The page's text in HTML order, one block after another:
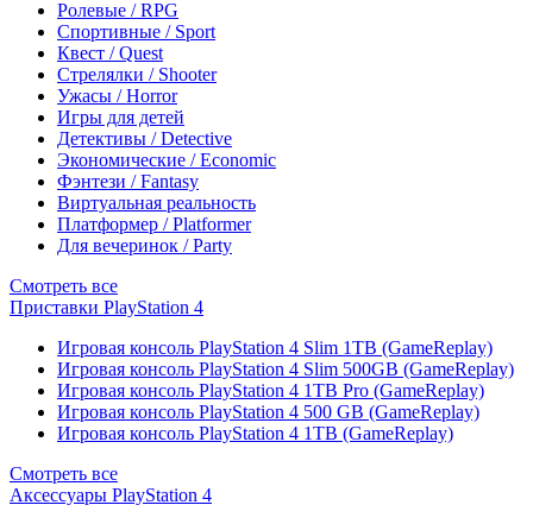
Ролевые / RPG
Спортивные / Sport
Квест / Quest
Стрелялки / Shooter
Ужасы / Horror
Игры для детей
Детективы / Detective
Экономические / Economic
Фэнтези / Fantasy
Виртуальная реальность
Платформер / Platformer
Для вечеринок / Party
Смотреть все
Приставки PlayStation 4
Игровая консоль PlayStation 4 Slim 1TB (GameReplay)
Игровая консоль PlayStation 4 Slim 500GB (GameReplay)
Игровая консоль PlayStation 4 1TB Pro (GameReplay)
Игровая консоль PlayStation 4 500 GB (GameReplay)
Игровая консоль PlayStation 4 1TB (GameReplay)
Смотреть все
Аксессуары PlayStation 4